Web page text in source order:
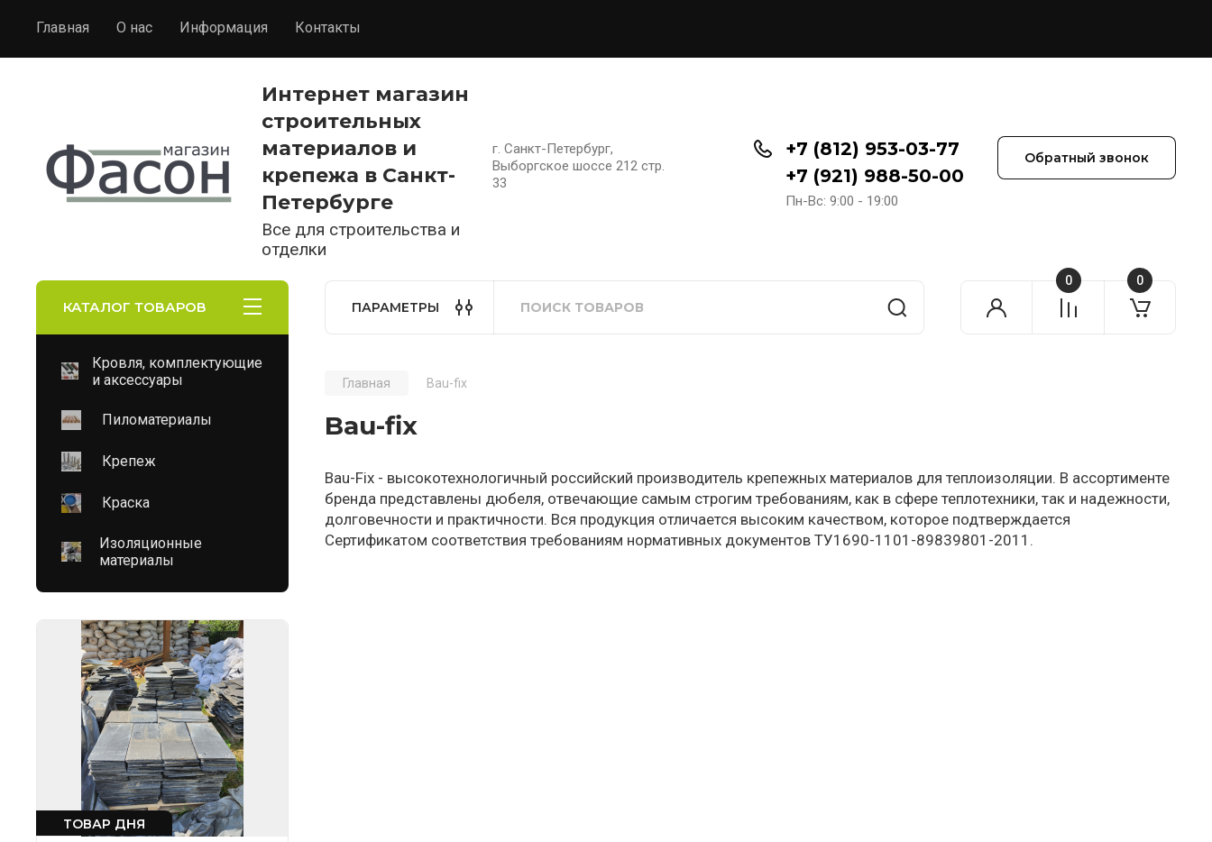
Главная О нас Информация Контакты
Интернет магазин
строительных
материалов и
крепежа в Санкт-
Петербурге
Все для строительства и
отделки
г. Санкт-Петербург,
Выборгское шоссе 212 стр.
33
+7 (812) 953-03-77
+7 (921) 988-50-00
Пн-Вс: 9:00 - 19:00
Обратный звонок
КАТАЛОГ ТОВАРОВ ПАРАМЕТРЫ
0 0
Кровля, комплектующие
и аксессуары
Пиломатериалы
Крепеж
Краска
Изоляционные
материалы
ТОВАР ДНЯ
Главная Bau-fix
Bau-fix
Bau-Fix - высокотехнологичный российский производитель крепежных материалов для теплоизоляции. В ассортименте
бренда представлены дюбеля, отвечающие самым строгим требованиям, как в сфере теплотехники, так и надежности,
долговечности и практичности. Вся продукция отличается высоким качеством, которое подтверждается
Сертификатом соответствия требованиям нормативных документов ТУ1690-1101-89839801-2011.